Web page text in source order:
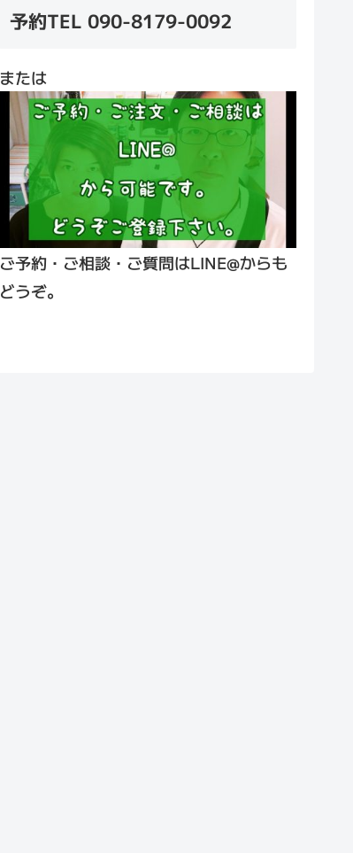
予約TEL 090-8179-0092
または
ご予約・ご相談・ご質問はLINE@からも
どうぞ。